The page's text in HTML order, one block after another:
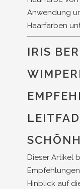
Anwendung
Haarfarben
IRIS
Dieser Artikel
Hinblick auf